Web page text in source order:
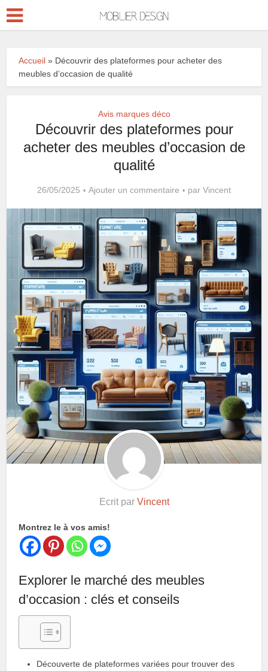
Accueil » Découvrir des plateformes pour acheter des
meubles d’occasion de qualité
Avis marques déco
Découvrir des plateformes pour
acheter des meubles d’occasion de
qualité
26/05/2025 Ajouter un commentaire par Vincent
Ecrit par Vincent
Montrez le à vos amis!
Explorer le marché des meubles
d’occasion : clés et conseils
Découverte de plateformes variées pour trouver des